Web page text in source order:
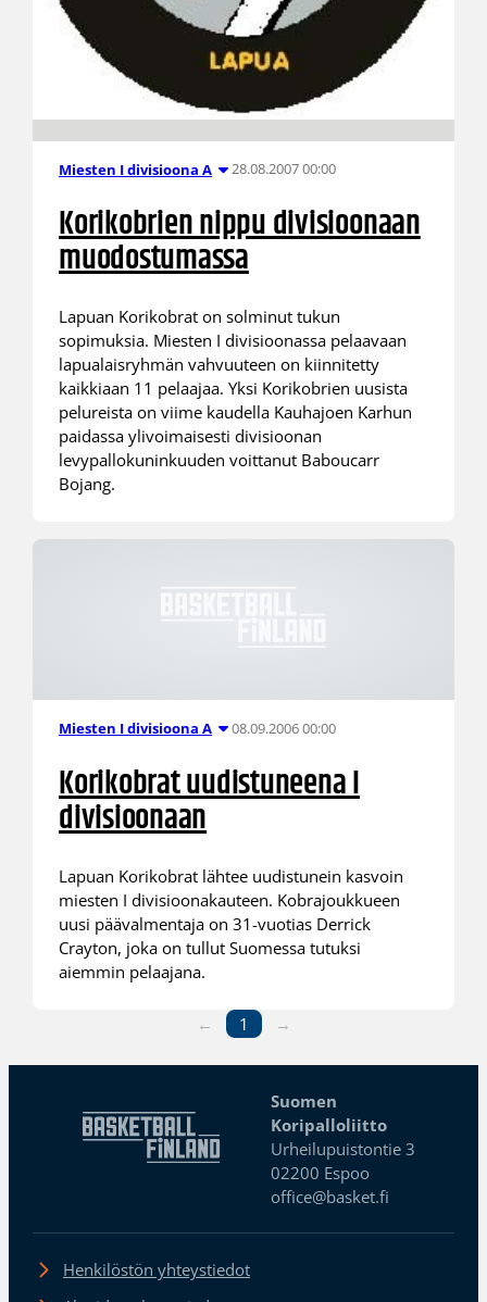
Miesten I divisioona A 28.08.2007 00:00
Korikobrien nippu divisioonaan
muodostumassa
Lapuan Korikobrat on solminut tukun
sopimuksia. Miesten I divisioonassa pelaavaan
lapualaisryhmän vahvuuteen on kiinnitetty
kaikkiaan 11 pelaajaa. Yksi Korikobrien uusista
pelureista on viime kaudella Kauhajoen Karhun
paidassa ylivoimaisesti divisioonan
levypallokuninkuuden voittanut Baboucarr
Bojang.
Miesten I divisioona A 08.09.2006 00:00
Korikobrat uudistuneena I
divisioonaan
Lapuan Korikobrat lähtee uudistunein kasvoin
miesten I divisioonakauteen. Kobrajoukkueen
uusi päävalmentaja on 31-vuotias Derrick
Crayton, joka on tullut Suomessa tutuksi
aiemmin pelaajana.
← 1 →
Suomen
Koripalloliitto
Urheilupuistontie 3
02200 Espoo
office@basket.fi
Henkilöstön yhteystiedot